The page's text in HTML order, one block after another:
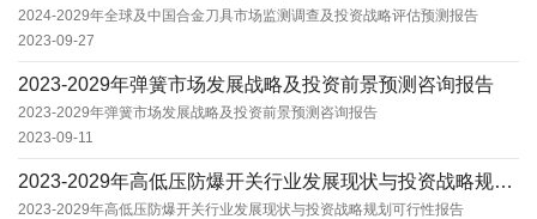
2024-2029年全球及中国合金刀具市场监测调查及投资战略评估预测报告
2023-09-27
2023-2029年弹簧市场发展战略及投资前景预测咨询报告
2023-2029年弹簧市场发展战略及投资前景预测咨询报告
2023-09-11
2023-2029年高低压防爆开关行业发展现状与投资战略规划可行性报告
2023-2029年高低压防爆开关行业发展现状与投资战略规划可行性报告